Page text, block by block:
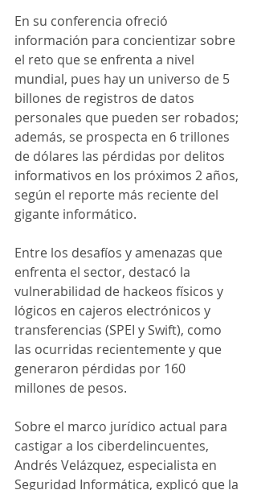
En su conferencia ofreció
información para concientizar sobre
el reto que se enfrenta a nivel
mundial, pues hay un universo de 5
billones de registros de datos
personales que pueden ser robados;
además, se prospecta en 6 trillones
de dólares las pérdidas por delitos
informativos en los próximos 2 años,
según el reporte más reciente del
gigante informático.
Entre los desafíos y amenazas que
enfrenta el sector, destacó la
vulnerabilidad de hackeos físicos y
lógicos en cajeros electrónicos y
transferencias (SPEI y Swift), como
las ocurridas recientemente y que
generaron pérdidas por 160
millones de pesos.
Sobre el marco jurídico actual para
castigar a los ciberdelincuentes,
Andrés Velázquez, especialista en
Seguridad Informática, explicó que la